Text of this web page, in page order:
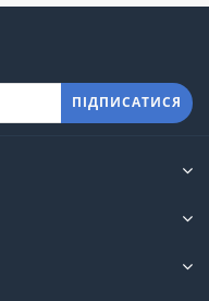
ПІДПИСАТИСЯ